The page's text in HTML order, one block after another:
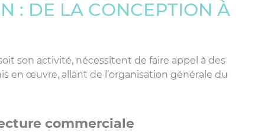
: DE LA CONCEPTION À
son activité, nécessitent de faire appel à des
en œuvre, allant de l’organisation générale du
commerciale